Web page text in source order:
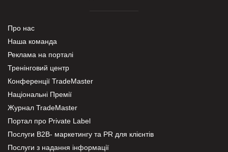
Про нас
Наша команда
Реклама на порталі
Тренінговий центр
Конференції TradeMaster
Національні Премії
Журнал TradeMaster
Портал про Private Label
Послуги В2В- маркетингу та PR для клієнтів
Послуги з надання інформації